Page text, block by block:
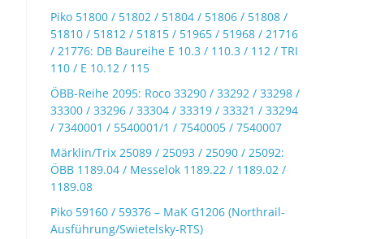
Piko 51800 / 51802 / 51804 / 51806 / 51808 /
51810 / 51812 / 51815 / 51965 / 51968 / 21716
/ 21776: DB Baureihe E 10.3 / 110.3 / 112 / TRI
110 / E 10.12 / 115
ÖBB-Reihe 2095: Roco 33290 / 33292 / 33298 /
33300 / 33296 / 33304 / 33319 / 33321 / 33294
/ 7340001 / 5540001/1 / 7540005 / 7540007
Märklin/Trix 25089 / 25093 / 25090 / 25092:
ÖBB 1189.04 / Messelok 1189.22 / 1189.02 /
1189.08
Piko 59160 / 59376 – MaK G1206 (Northrail-
Ausführung/Swietelsky-RTS)